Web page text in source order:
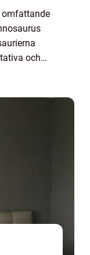
omfattande
och